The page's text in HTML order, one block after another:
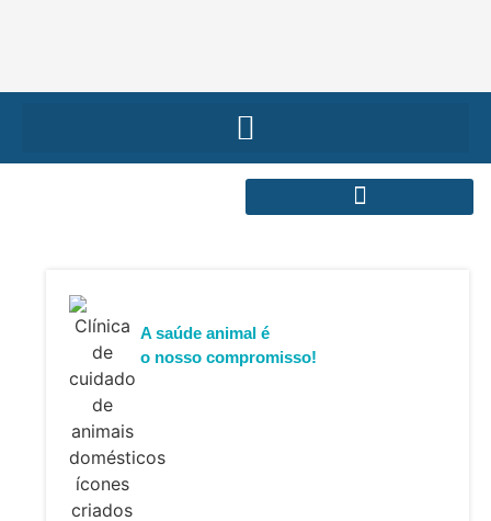
A saúde animal é
o nosso compromisso!